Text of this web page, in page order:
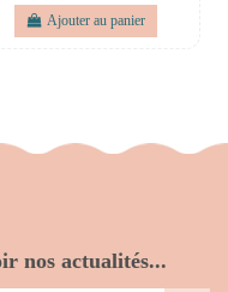
Ajouter au panier
nos actualités...